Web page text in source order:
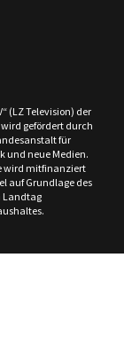
(LZ Television) der
gefördert durch
für
und neue Medien.
wird mitfinanziert
auf Grundlage des
Landtag